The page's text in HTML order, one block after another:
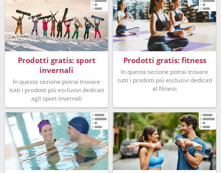
Prodotti gratis: sport
invernali
In questa sezione potrai trovare
tutti i prodotti più esclusivi dedicati
agli sport invernali
Prodotti gratis: fitness
In questa sezione potrai trovare
tutti i prodotti più esclusivi dedicati
al fitness